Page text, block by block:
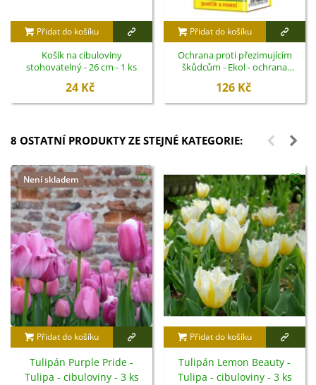
Přidat do košíku
Košík na cibuloviny
stohovatelný - 26 cm - 1 ks
24 Kč
Přidat do košíku
Ochrana proti přezimujícím
škůdcům - Ekol - ochrana
126 Kč
8 OSTATNÍ PRODUKTY ZE STEJNÉ KATEGORIE:
Není skladem
Přidat do košíku
Tulipán Purple Pride -
Tulipa - cibuloviny - 3 ks
Přidat do košíku
Tulipán Lemon Beauty -
Tulipa - cibuloviny - 3 ks